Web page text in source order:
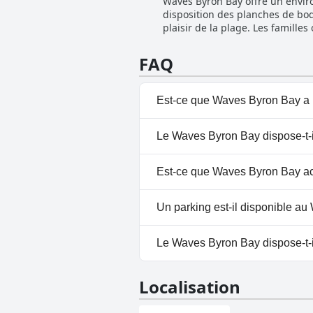
d'un parking sécurisé, gratuit
disposition des planches de
plaisir de la plage. Les
traitant les familles avec un
recherche d'un séjour
FAQ
Est-ce que Waves Byron Bay
Non, Waves Byron Bay n'a
Le Waves Byron Bay dispose-
Non, il n'y a pas de spa à
Est-ce que Waves Byron Bay
Non, Waves Byron Bay
Un parking est-il disponible au
Oui, un parking est
Le Waves Byron Bay dispose-
Localisation